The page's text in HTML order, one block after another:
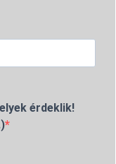
érdeklik!